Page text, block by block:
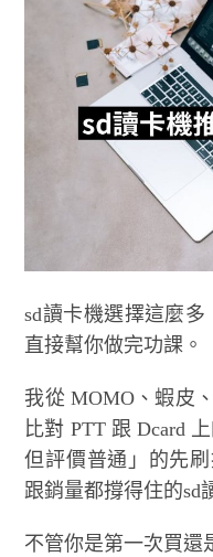
sd讀卡機選擇這麼
直接幫你做完功課。
我從 MOMO、蝦皮
比對 PTT 跟 Dcard
但評價普通」的先
跟銷量都撐得住的sd
不管你是第一次買還